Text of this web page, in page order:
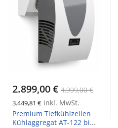
2.899,00 € 4.999,00 €
3.449,81 € inkl. MwSt.
Premium Tiefkühlzellen
Kühlaggregat AT-122 bis